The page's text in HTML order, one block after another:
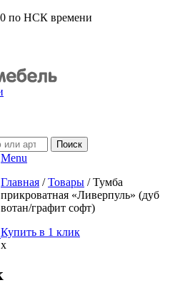
по НСК времени
Menu
Главная / Товары / Тумба
прикроватная «Ливерпуль» (дуб
вотан/графит софт)
Купить в 1 клик
x